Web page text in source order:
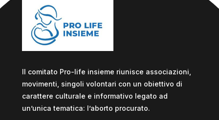
Il comitato Pro-life insieme riunisce associazioni,
movimenti, singoli volontari con un obiettivo di
carattere culturale e informativo legato ad
un’unica tematica: l’aborto procurato.